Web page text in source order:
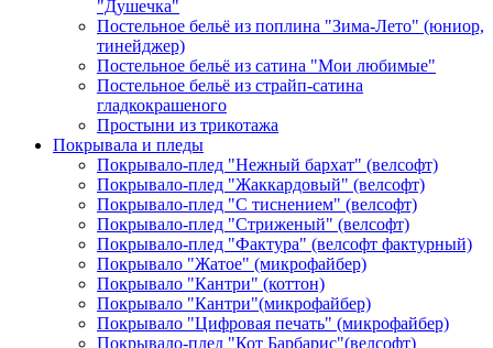
"Душечка"
Постельное бельё из поплина "Зима-Лето" (юниор,
тинейджер)
Постельное бельё из сатина "Мои любимые"
Постельное бельё из страйп-сатина
гладкокрашеного
Простыни из трикотажа
Покрывала и пледы
Покрывало-плед "Нежный бархат" (велсофт)
Покрывало-плед "Жаккардовый" (велсофт)
Покрывало-плед "С тиснением" (велсофт)
Покрывало-плед "Стриженый" (велсофт)
Покрывало-плед "Фактура" (велсофт фактурный)
Покрывало "Жатое" (микрофайбер)
Покрывало "Кантри" (коттон)
Покрывало "Кантри"(микрофайбер)
Покрывало "Цифровая печать" (микрофайбер)
Покрывало-плед "Кот Барбарис"(велсофт)